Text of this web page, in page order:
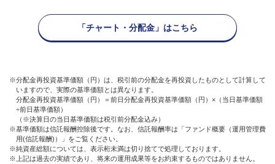
「チャート・分配金」はこちら
※分配金再投資基準価額（円）は、税引前の分配金を再投資したものとして計算して
いますので、実際の基準価額とは異なります。
分配金再投資基準価額（円）＝前日分配金再投資基準価額（円）×（当日基準価額
÷前日基準価額）
（※決算日の当日基準価額は税引前分配金込み）
※基準価額は信託報酬控除後です。なお、信託報酬率は「ファンド概要（運用管理費
用(信託報酬)）」をご覧ください。
※純資産総額については、表示桁未満は切り捨てで処理しております。
※上記は過去の実績であり、将来の運用成果等をお約束するものではありません。